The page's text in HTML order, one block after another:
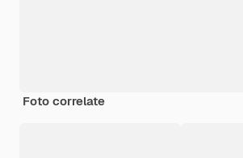
Foto correlate